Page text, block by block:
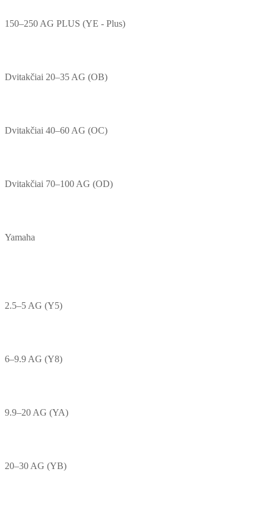
150–250 AG PLUS (YE - Plus)
Dvitakčiai 20–35 AG (OB)
Dvitakčiai 40–60 AG (OC)
Dvitakčiai 70–100 AG (OD)
Yamaha
2.5–5 AG (Y5)
6–9.9 AG (Y8)
9.9–20 AG (YA)
20–30 AG (YB)